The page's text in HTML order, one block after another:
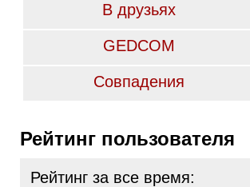
В друзьях
GEDCOM
Совпадения
Рейтинг пользователя
Рейтинг за все время: